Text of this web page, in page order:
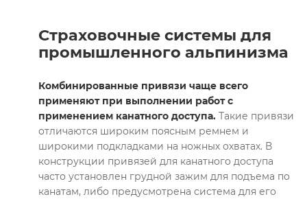
Страховочные системы для
промышленного альпинизма
Комбинированные привязи чаще всего
применяют при выполнении работ с
применением канатного доступа. Такие привязи
отличаются широким поясным ремнем и
широкими подкладками на ножных охватах. В
конструкции привязей для канатного доступа
часто установлен грудной зажим для подъема по
канатам, либо предусмотрена система для его